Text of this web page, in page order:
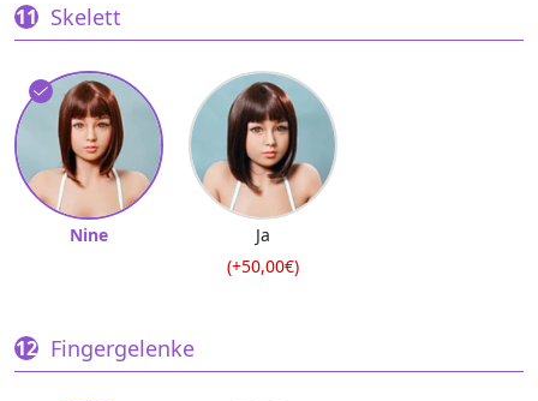
Skelett
Nine
Ja
(+50,00€)
Fingergelenke